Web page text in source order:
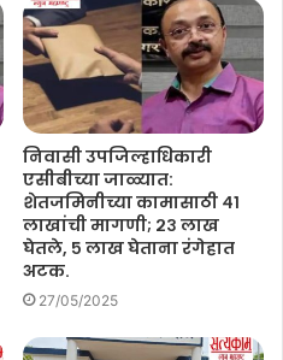
निवासी उपजिल्हाधिकारी
एसीबीच्या जाळ्यात:
शेतजमिनीच्या कामासाठी ४१
लाखांची मागणी; २३ लाख
घेतले, ५ लाख घेताना रंगेहात
अटक.
27/05/2025